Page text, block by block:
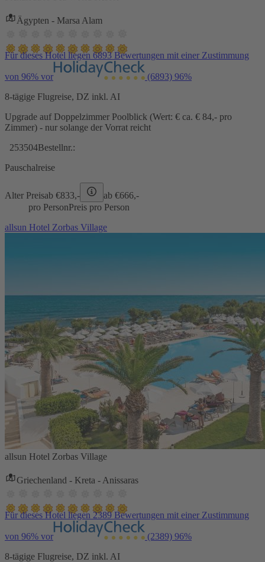
Ägypten - Marsa Alam
Für dieses Hotel liegen 6893 Bewertungen mit einer Zustimmung
von 96% vor (6893) 96%
8-tägige Flugreise, DZ inkl. AI
Upgrade auf Doppelzimmer Poolblick (Wert: € ca. € 84,- pro
Zimmer) - nur solange der Vorrat reicht
253504Bestellnr.:
Pauschalreise
Alter Preisab €833,- ab €666,-
pro PersonPreis pro Person
allsun Hotel Zorbas Village
allsun Hotel Zorbas Village
Griechenland - Kreta - Anissaras
Für dieses Hotel liegen 2389 Bewertungen mit einer Zustimmung
von 96% vor (2389) 96%
8-tägige Flugreise, DZ inkl. AI